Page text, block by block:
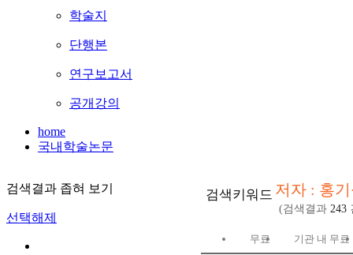
학술지
단행본
연구보고서
공개강의
home
국내학술논문
검색결과 좁혀 보기
선택해제
검색키워드 저자 : 홍
(검색결과 243
무료 기관 내 무료